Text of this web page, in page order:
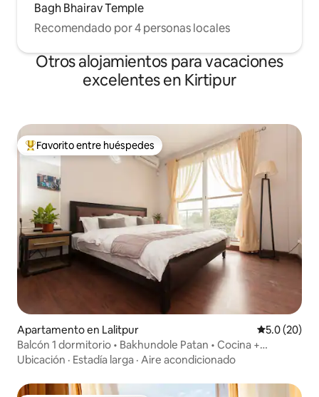
Bagh Bhairav Temple
Recomendado por 4 personas locales
Otros alojamientos para vacaciones
excelentes en Kirtipur
Favorito entre huéspedes preferido
Favorito entre huéspedes
Apartamento en Lalitpur Calificación
5.0 (20)
Balcón 1 dormitorio • Bakhundole Patan • Cocina +
Lavadora
Ubicación · Estadía larga · Aire acondicionado